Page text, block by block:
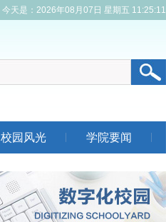
今天是：2026年08月07日 星期五 11:25:12
校园风光 学院要闻